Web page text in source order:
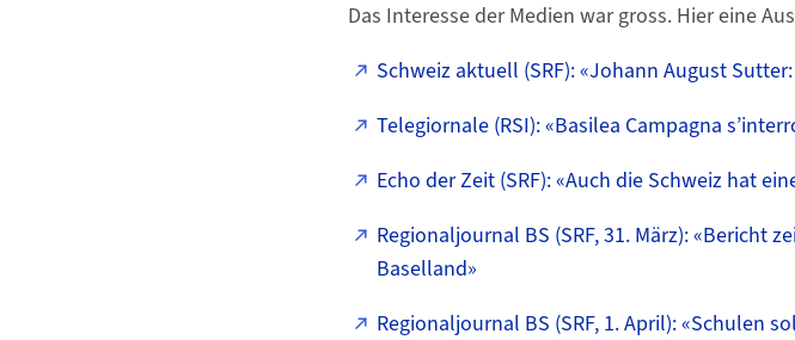
Das Interesse der Medien war gross. Hier eine
Schweiz aktuell (SRF): «Johann August
Telegiornale (RSI): «Basilea Campagna
Echo der Zeit (SRF): «Auch die Schweiz hat
Regionaljournal BS (SRF, 31. März): «Bericht
Baselland»
Regionaljournal BS (SRF, 1. April): «Schulen